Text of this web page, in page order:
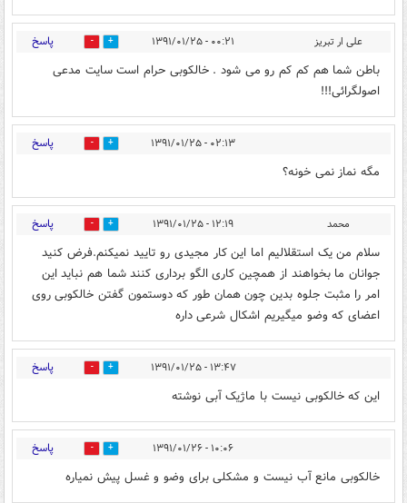
علی ار تبریز ۰۰:۲۱ - ۱۳۹۱/۰۱/۲۵ 0 پاسخ
باطن شما هم کم کم رو می شود . خالکوبی حرام است سایت مدعی
اصولگرائی!!!
۰۲:۱۳ - ۱۳۹۱/۰۱/۲۵ 0 پاسخ
مگه نماز نمی خونه؟
محمد ۱۲:۱۹ - ۱۳۹۱/۰۱/۲۵ 0 پاسخ
سلام من یک استقلالیم اما این کار مجیدی رو تایید نمیکنم.فرض کنید
جوانان ما بخواهند از همچین کاری الگو برداری کنند شما هم نباید این
امر را مثبت جلوه بدین چون همان طور که دوستمون گفتن خالکوبی روی
اعضای که وضو میگیریم اشکال شرعی داره
۱۳:۴۷ - ۱۳۹۱/۰۱/۲۵ 0 پاسخ
این که خالکوبی نیست با ماژیک آبی نوشته
۱۰:۰۶ - ۱۳۹۱/۰۱/۲۶ 0 پاسخ
خالکوبی مانع آب نیست و مشکلی برای وضو و غسل پیش نمیاره